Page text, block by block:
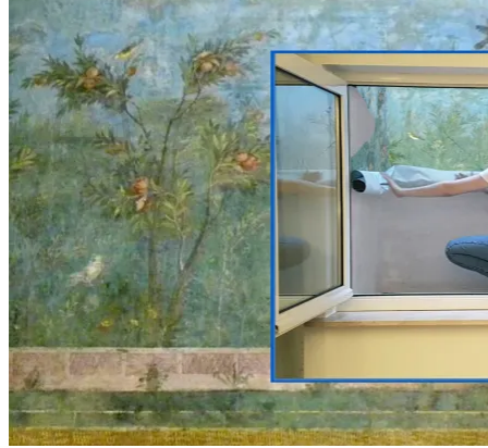
Warenkorb
Es befinden sich keine Produkte im Warenkorb.
Zurück zum Shop